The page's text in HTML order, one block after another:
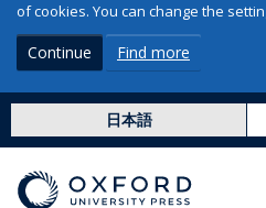
of cookies. You can change the
Continue Find more
日本語